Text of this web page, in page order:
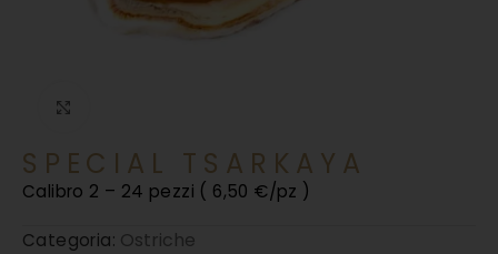
SPECIAL TSARKAYA
Calibro 2 – 24 pezzi ( 6,50 €/pz )
Categoria: Ostriche